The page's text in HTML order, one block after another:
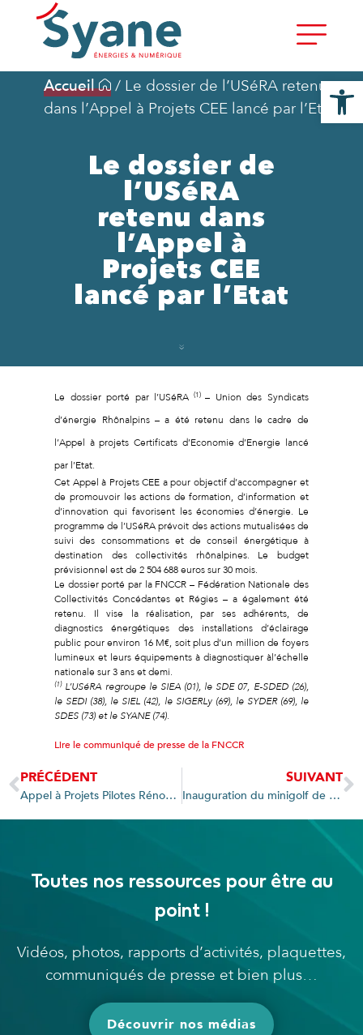
Accueil / Le dossier de l’USéRA retenu
dans l’Appel à Projets CEE lancé par l’Etat
Le dossier de
l’USéRA
retenu dans
l’Appel à
Projets CEE
lancé par l’Etat
Le dossier porté par l’USéRA (1) – Union des Syndicats
d’énergie Rhônalpins – a été retenu dans le cadre de
l’Appel à projets Certificats d’Economie d’Energie lancé
par l’Etat.
Cet Appel à Projets CEE a pour objectif d’accompagner et
de promouvoir les actions de formation, d’information et
d’innovation qui favorisent les économies d’énergie. Le
programme de l’USéRA prévoit des actions mutualisées de
suivi des consommations et de conseil énergétique à
destination des collectivités rhônalpines. Le budget
prévisionnel est de 2 504 688 euros sur 30 mois.
Le dossier porté par la FNCCR – Fédération Nationale des
Collectivités Concédantes et Régies – a également été
retenu. Il vise la réalisation, par ses adhérents, de
diagnostics énergétiques des installations d’éclairage
public pour environ 16 M€, soit plus d’un million de foyers
lumineux et leurs équipements à diagnostiquer àl’échelle
nationale sur 3 ans et demi.
(1)L’USéRA regroupe le SIEA (01), le SDE 07, E-SDED (26),
le SEDI (38), le SIEL (42), le SIGERLy (69), le SYDER (69), le
SDES (73) et le SYANE (74).
Lire le communiqué de presse de la FNCCR
PRÉCÉDENT
Appel à Projets Pilotes Rénovation énergétique : 30 communes en lice
SUIVANT
Inauguration du minigolf de Praz-sur Arly et des éclairages des berges
Toutes nos ressources pour être au
point !
Vidéos, photos, rapports d’activités, plaquettes,
communiqués de presse et bien plus…
Découvrir nos médias
Ouvrir